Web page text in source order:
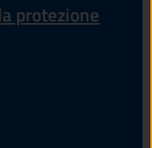
protezione